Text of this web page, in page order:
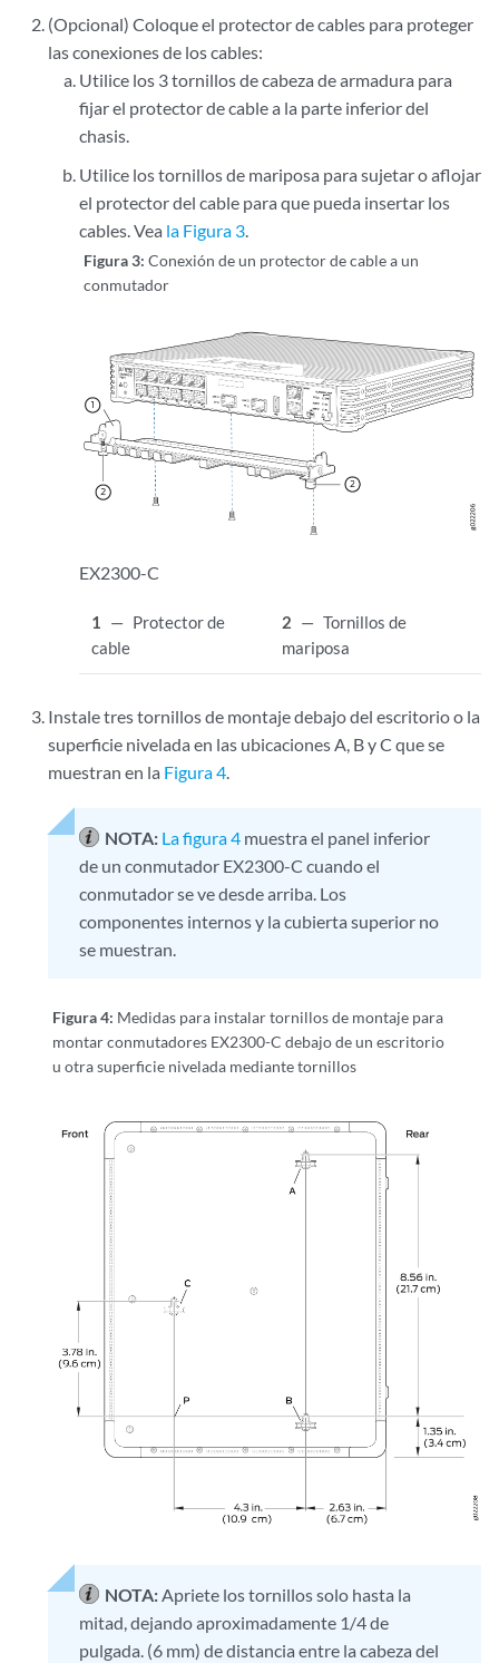
(Opcional) Coloque el protector de cables para proteger
las conexiones de los cables:
Utilice los 3 tornillos de cabeza de armadura para
fijar el protector de cable a la parte inferior del
chasis.
Utilice los tornillos de mariposa para sujetar o aflojar
el protector del cable para que pueda insertar los
cables. Vea la Figura 3.
Figura 3: Conexión de un protector de cable a un
conmutador
EX2300-C
1 — Protector de
cable
2 — Tornillos de
mariposa
Instale tres tornillos de montaje debajo del escritorio o la
superficie nivelada en las ubicaciones A, B y C que se
muestran en la Figura 4.
NOTA: La figura 4 muestra el panel inferior
de un conmutador EX2300-C cuando el
conmutador se ve desde arriba. Los
componentes internos y la cubierta superior no
se muestran.
Figura 4: Medidas para instalar tornillos de montaje para
montar conmutadores EX2300-C debajo de un escritorio
u otra superficie nivelada mediante tornillos
NOTA:Apriete los tornillos solo hasta la
mitad, dejando aproximadamente 1/4 de
pulgada. (6 mm) de distancia entre la cabeza del